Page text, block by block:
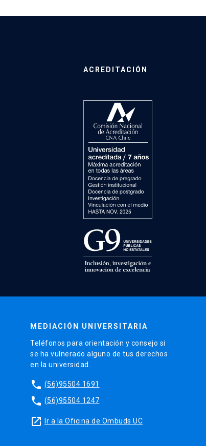
ACREDITACIÓN
MEDIACIÓN UNIVERSITARIA
Teléfonos para orientación y consejo si
se ha vulnerado alguno de tus derechos
en la universidad.
phone (56)95504 1691
phone (56)95504 1247
launch Ir a la Oficina de Ombuds UC